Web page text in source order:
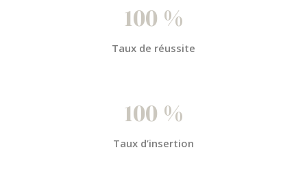
100 %
Taux de réussite
100 %
Taux d’insertion